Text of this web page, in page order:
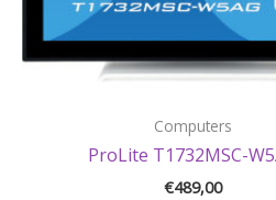
Computers
ProLite T1732MSC-
€489,00